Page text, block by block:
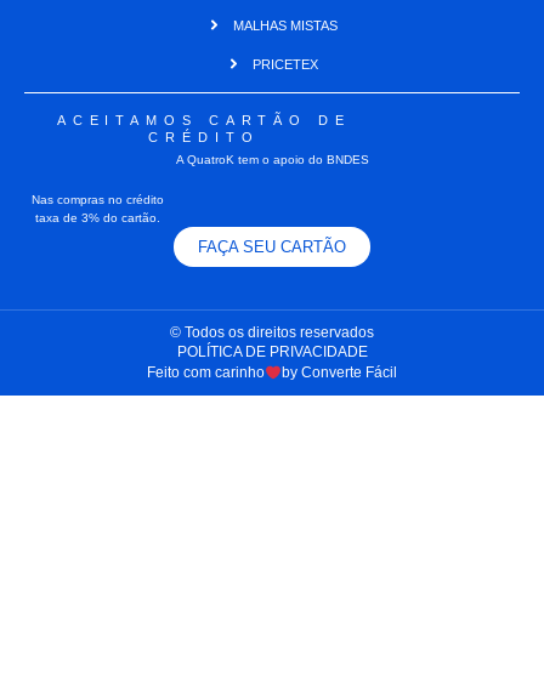
MALHAS MISTAS
PRICETEX
ACEITAMOS CARTÃO DE
CRÉDITO
A QuatroK tem o apoio do BNDES
Nas compras no crédito
taxa de 3% do cartão.
FAÇA SEU CARTÃO
© Todos os direitos reservados​
POLÍTICA DE PRIVACIDADE
Feito com carinho
by Converte Fácil